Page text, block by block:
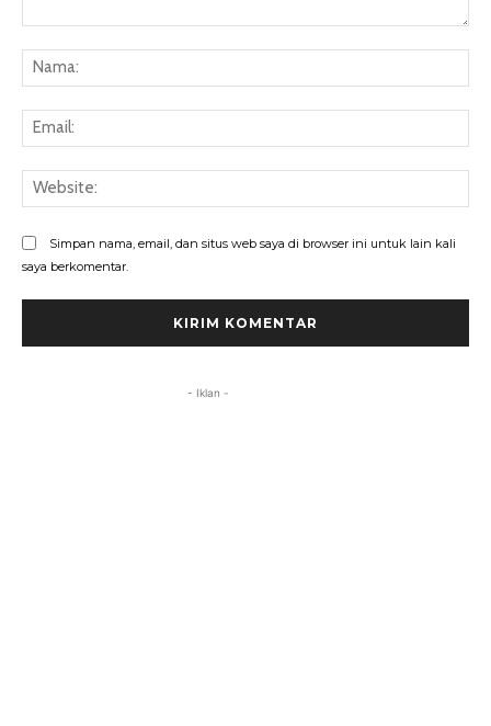
Simpan nama, email, dan situs web saya di browser ini untuk lain kali
saya berkomentar.
- Iklan -